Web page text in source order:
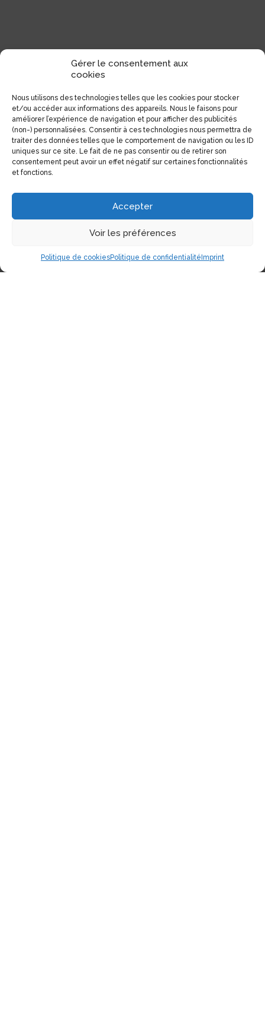
Gérer le consentement aux
cookies
Nous utilisons des technologies telles que les cookies pour stocker
et/ou accéder aux informations des appareils. Nous le faisons pour
améliorer l’expérience de navigation et pour afficher des publicités
(non-) personnalisées. Consentir à ces technologies nous permettra de
traiter des données telles que le comportement de navigation ou les ID
uniques sur ce site. Le fait de ne pas consentir ou de retirer son
consentement peut avoir un effet négatif sur certaines fonctionnalités
et fonctions.
Accepter
Voir les préférences
Politique de cookiesPolitique de confidentialité Imprint
Coordonnées
1551, Avenue Laurier Est (Coin Laurier/Fabre)
Montréal, Qc H2J 1J1
(514) 522-3437
Courriel: info@electrolibre.ca